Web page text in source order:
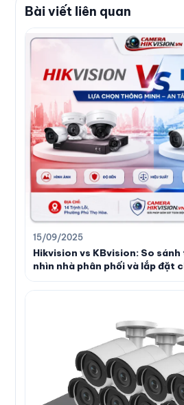
Bài viết liên quan
15/09/2025
Hikvision vs KBvision: So
nhìn nhà phân phối và lắp đặt